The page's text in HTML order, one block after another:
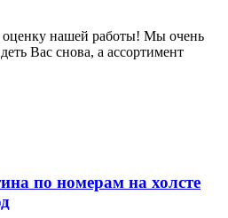
нашей работы! Мы очень
Вас снова, а ассортимент
по номерам на холсте